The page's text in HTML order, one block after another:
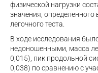
физической нагрузки
значения, определенного
легочного теста.
В ходе исследования
недоношенными, масса
0,015), пик продольной
0,038) по сравнению с